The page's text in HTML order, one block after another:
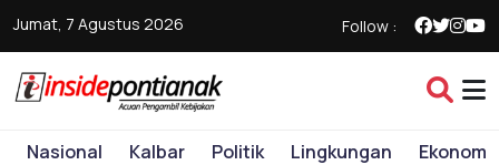
Jumat, 7 Agustus 2026 Follow :
Nasional Kalbar Politik Lingkungan Ekonomi